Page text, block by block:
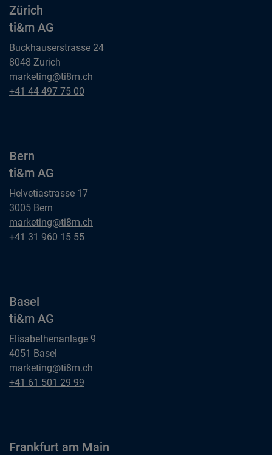
Zürich
ti&m AG
Buckhauserstrasse 24
8048 Zurich
Zürich
ti&m AG
marketing@ti8m.ch
Zürich
+41 44 497 75 00
Bern
ti&m AG
Helvetiastrasse 17
3005 Bern
Bern
ti&m AG
marketing@ti8m.ch
Bern
+41 31 960 15 55
Basel
ti&m AG
Elisabethenanlage 9
4051 Basel
Basel
ti&m AG
marketing@ti8m.ch
Basel
+41 61 501 29 99
Frankfurt am Main